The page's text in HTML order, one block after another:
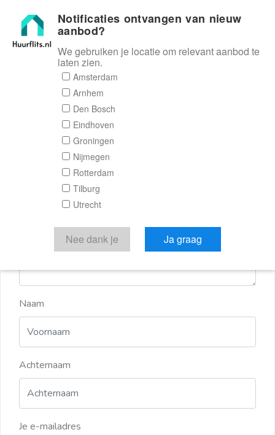
Huurflits
Reactieformulier
Huurflits
Verstuur je bericht
Door een bericht te sturen kom je in contact met de
aanbieder of makelaar van de woning.
Naam
Achternaam
Je e-mailadres
Notificaties ontvangen van nieuw
aanbod?
We gebruiken je locatie om relevant aanbod te
laten zien.
Amsterdam
Arnhem
Den Bosch
Eindhoven
Groningen
Nijmegen
Rotterdam
Tilburg
Utrecht
Nee dank je Ja graag